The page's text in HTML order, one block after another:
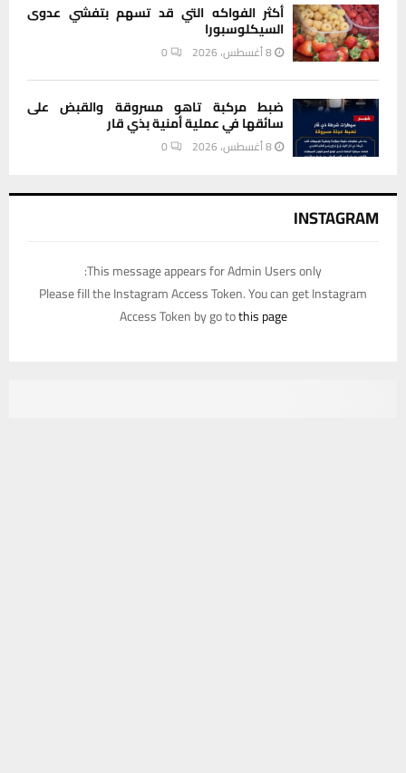
أكثر الفواكه التي قد تسهم بتفشي عدوى
السيكلوسبورا
8 أغسطس، 2026 0
ضبط مركبة تاهو مسروقة والقبض على
سائقها في عملية أمنية بذي قار
8 أغسطس، 2026 0
INSTAGRAM
This message appears for Admin Users only:
Please fill the Instagram Access Token. You can get Instagram
Access Token by go tothis page